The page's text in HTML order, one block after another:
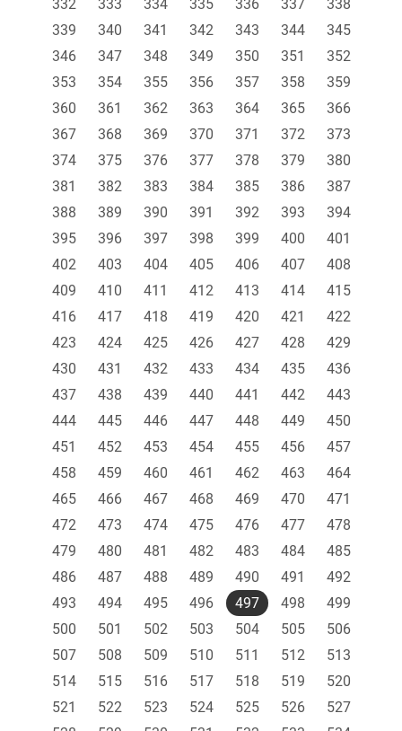
332
333 334 335 336 337
338
339
340 341 342 343 344
345
346
347 348 349 350 351
352
353
354 355 356 357 358
359
360
361 362 363 364 365
366
367
368 369 370 371 372
373
374
375 376 377 378 379
380
381
382 383 384 385 386
387
388
389 390 391 392 393
394
395
396 397 398 399 400
401
402
403 404 405 406 407
408
409
410 411 412 413 414
415
416
417 418 419 420 421
422
423
424 425 426 427 428
429
430
431 432 433 434 435
436
437
438 439 440 441 442
443
444
445 446 447 448 449
450
451
452 453 454 455 456
457
458
459 460 461 462 463
464
465
466 467 468 469 470
471
472
473 474 475 476 477
478
479
480 481 482 483 484
485
486
487 488 489 490 491
492
493
494 495 496 497 498
499
500
501 502 503 504 505
506
507
508 509 510 511 512
513
514
515 516 517 518 519
520
521
522 523 524 525 526
527